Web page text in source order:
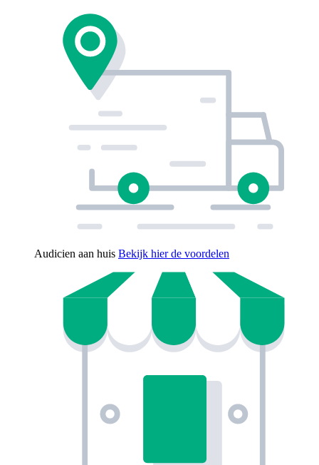
Audicien aan huis Bekijk hier de voordelen